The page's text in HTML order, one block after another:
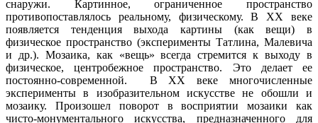
снаружи. Картинное, ограниченное пространство
противопоставлялось реальному, физическому. В ХХ веке
появляется тенденция выхода картины (как вещи) в
физическое пространство (эксперименты Татлина, Малевича
и др.). Мозаика, как «вещь» всегда стремится к выходу в
физическое, центробежное пространство. Это делает ее
постоянно-современной. В ХХ веке многочисленные
эксперименты в изобразительном искусстве не обошли и
мозаику. Произошел поворот в восприятии мозаики как
чисто-монументального искусства, предназначенного для